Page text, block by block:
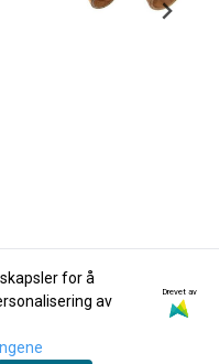
for å
av
Drevet av